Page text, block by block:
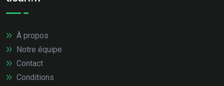
À propos
Notre équipe
Contact
Conditions